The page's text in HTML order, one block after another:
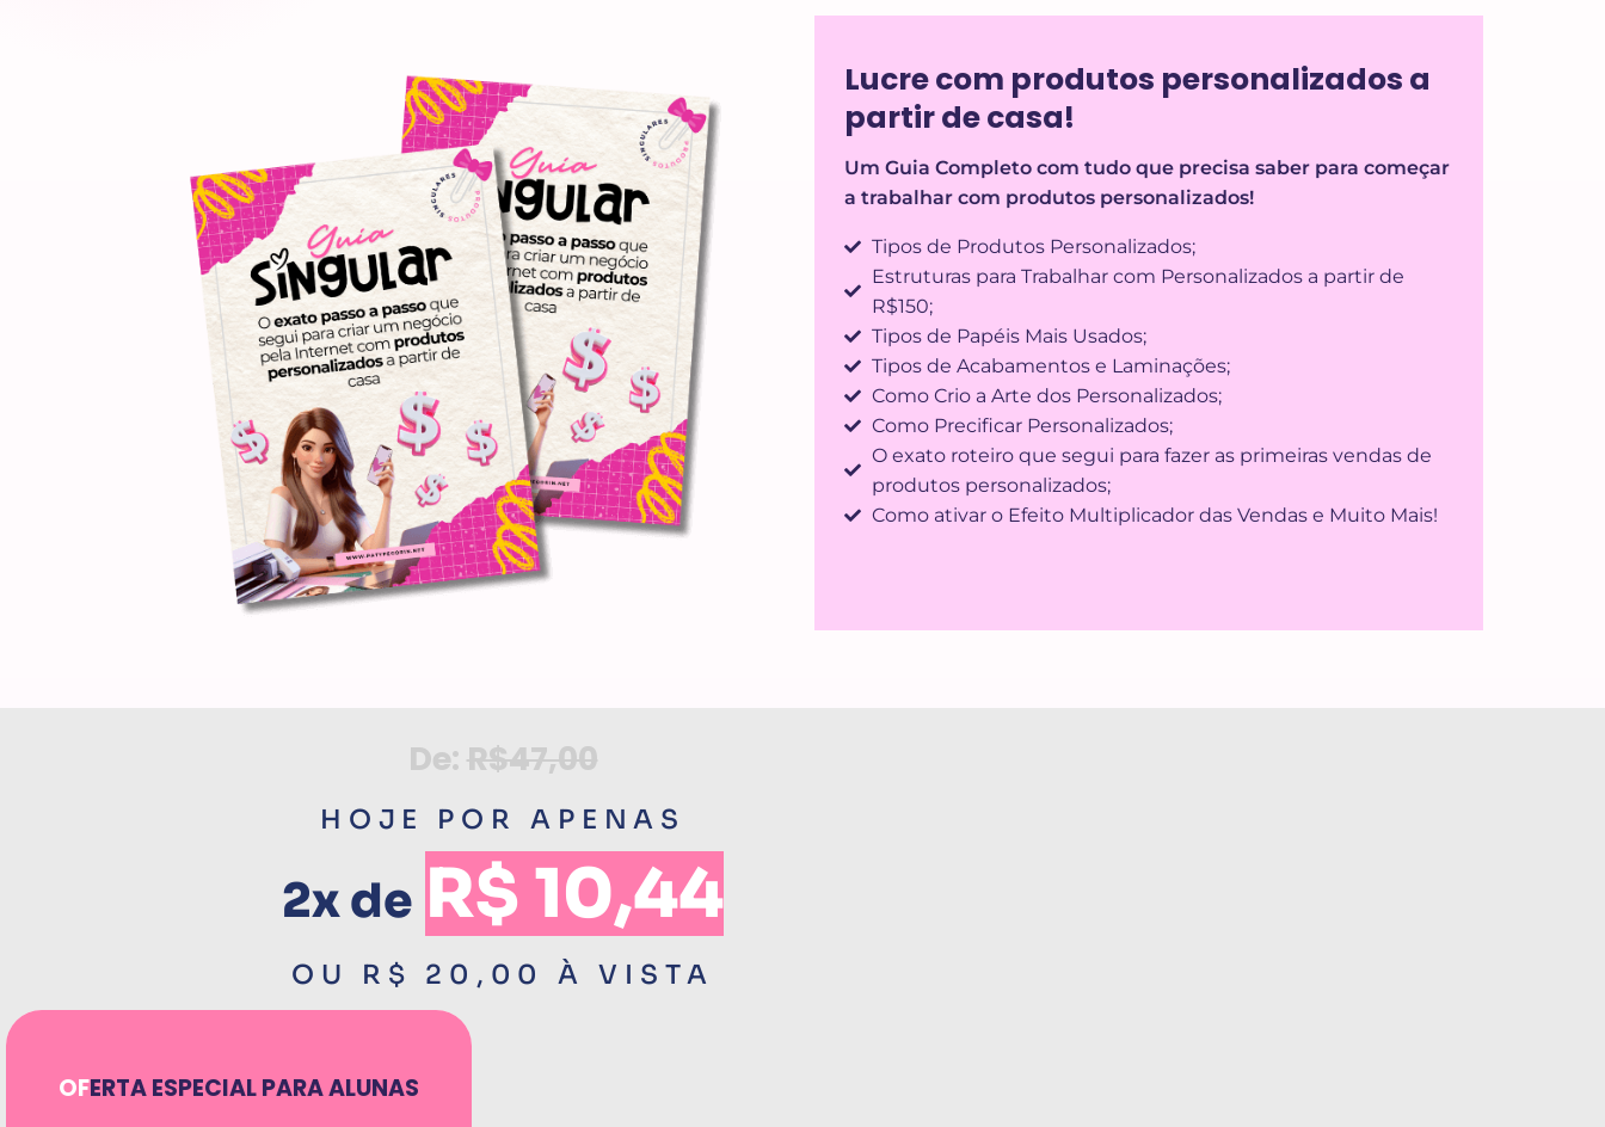
Lucre com produtos personalizados a
partir de casa!
Um Guia Completo com tudo que precisa saber para começar
a trabalhar com produtos personalizados!
Tipos de Produtos Personalizados;
Estruturas para Trabalhar com Personalizados a partir de
R$150;
Tipos de Papéis Mais Usados;
Tipos de Acabamentos e Laminações;
Como Crio a Arte dos Personalizados;
Como Precificar Personalizados;
O exato roteiro que segui para fazer as primeiras vendas de
produtos personalizados;
Como ativar o Efeito Multiplicador das Vendas e Muito Mais!
De:R$47,00
HOJE POR APENAS
2x de R$ 10,44
OU R$ 20,00 À VISTA
OFERTA ESPECIAL PARA ALUNAS